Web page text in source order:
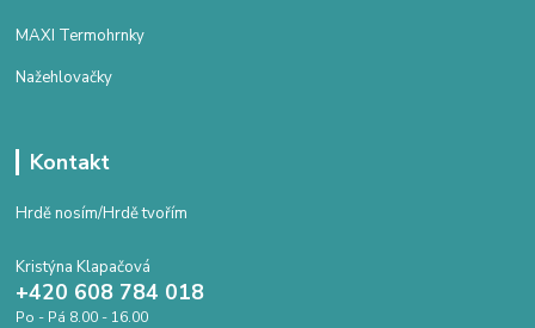
MAXI Termohrnky
Nažehlovačky
Kontakt
Hrdě nosím/Hrdě tvořím
Kristýna Klapačová
+420 608 784 018
Po - Pá 8.00 - 16.00